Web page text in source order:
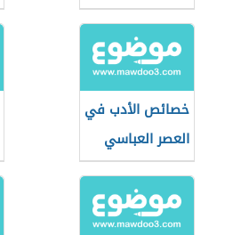
خصائص الأدب في
العصر العباسي